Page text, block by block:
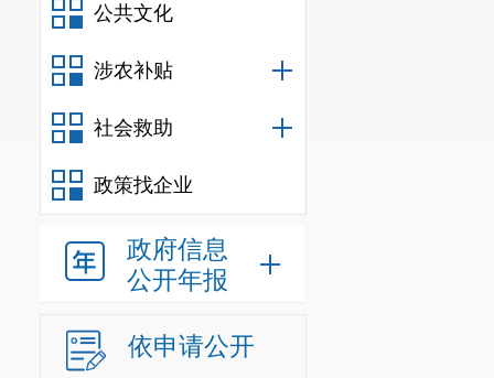
公共文化
涉农补贴
社会救助
政策找企业
政府信息
公开年报
依申请公开